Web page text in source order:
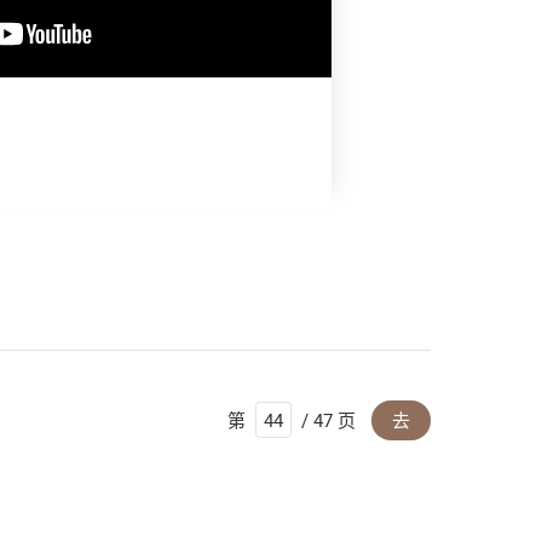
第 / 47 页 去